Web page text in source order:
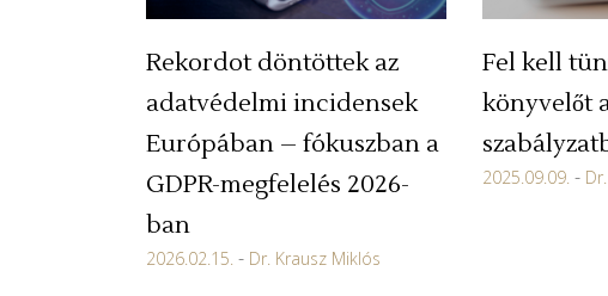
Rekordot döntöttek az
adatvédelmi incidensek
Európában – fókuszban a
GDPR-megfelelés 2026-
ban
2026.02.15. Dr. Krausz Miklós
Fel kell
könyvelőt
2025.09.09.